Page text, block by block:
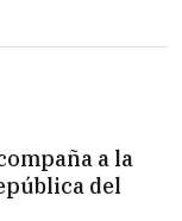
a la
del